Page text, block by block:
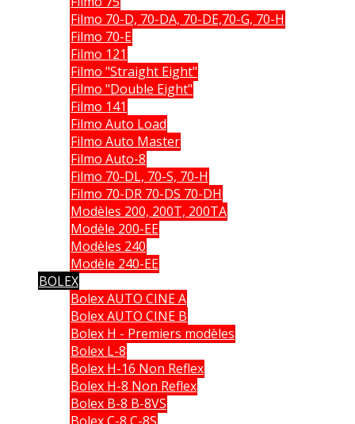
Filmo 70-D, 70-DA, 70-DE,70-G, 70-H
Filmo 70-E
Filmo 121
Filmo "Straight Eight"
Filmo "Double Eight"
Filmo 141
Filmo Auto Load
Filmo Auto Master
Filmo Auto-8
Filmo 70-DL, 70-S, 70-H
Filmo 70-DR 70-DS 70-DH
Modèles 200, 200T, 200TA
Modèle 200-EE
Modèles 240
Modèle 240-EE
BOLEX
Bolex AUTO CINE A
Bolex AUTO CINE B
Bolex H - Premiers modèles
Bolex L-8
Bolex H-16 Non Reflex
Bolex H-8 Non Reflex
Bolex B-8 B-8VS